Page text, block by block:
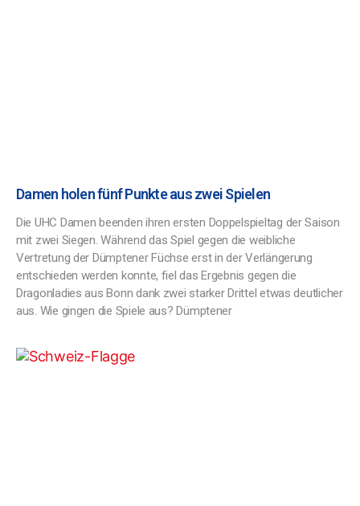
Damen holen fünf Punkte aus zwei Spielen
Die UHC Damen beenden ihren ersten Doppelspieltag der Saison
mit zwei Siegen. Während das Spiel gegen die weibliche
Vertretung der Dümptener Füchse erst in der Verlängerung
entschieden werden konnte, fiel das Ergebnis gegen die
Dragonladies aus Bonn dank zwei starker Drittel etwas deutlicher
aus. Wie gingen die Spiele aus? Dümptener